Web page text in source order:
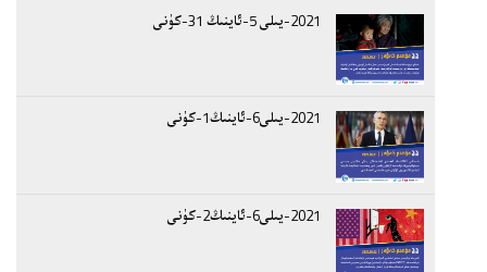
2021-يىلى 5-ئاينىڭ 31-كۈنى
2021-يىلى6-ئاينىڭ1-كۈنى
2021-يىلى6-ئاينىڭ2-كۈنى